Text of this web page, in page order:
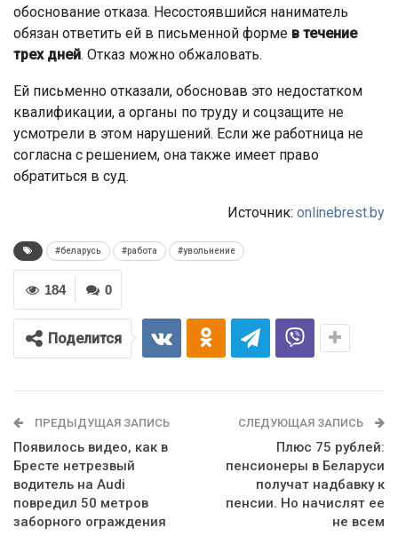
обоснование отказа. Несостоявшийся наниматель
обязан ответить ей в письменной форме в течение
трех дней. Отказ можно обжаловать.
Ей письменно отказали, обосновав это недостатком
квалификации, а органы по труду и соцзащите не
усмотрели в этом нарушений. Если же работница не
согласна с решением, она также имеет право
обратиться в суд.
Источник: onlinebrest.by
#беларусь #работа #увольнение
0
184
Поделится
ПРЕДЫДУЩАЯ ЗАПИСЬ
Появилось видео, как в
Бресте нетрезвый
водитель на Audi
повредил 50 метров
заборного ограждения
СЛЕДУЮЩАЯ ЗАПИСЬ
Плюс 75 рублей:
пенсионеры в Беларуси
получат надбавку к
пенсии. Но начислят ее
не всем